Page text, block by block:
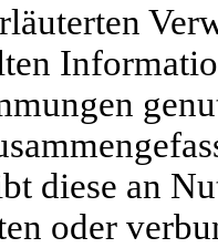
diese an
oder